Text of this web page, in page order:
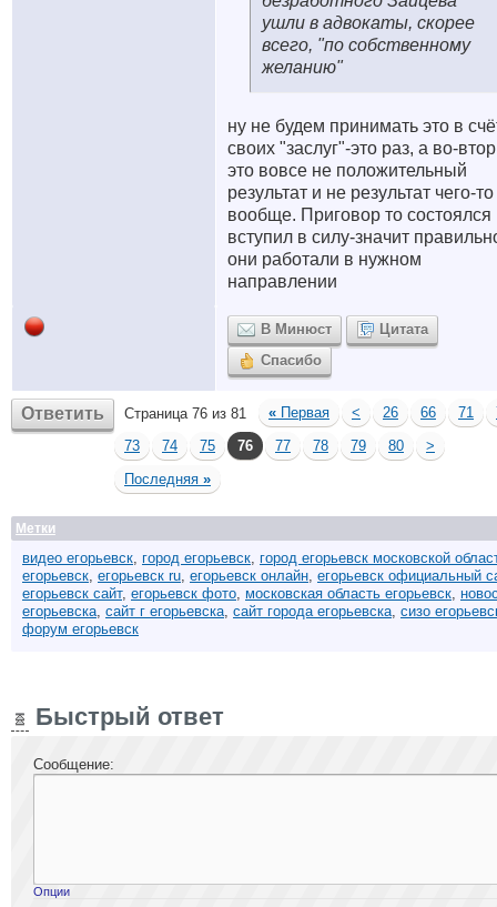
ушли в адвокаты, скорее
всего, "по собственному
желанию"
ну не будем принимать это в
своих "заслуг"-это раз, а во-
это вовсе не положительный
результат и не результат чего-то
вообще. Приговор то состоялся
вступил в силу-значит
они работали в нужном
направлении
В Минюст
Цитата
Спасибо
Ответить Страница 76 из 81 « Первая < 26 66 71
73
74 75 76 77 78 79 80
>
Последняя »
Метки
видео егорьевск, город егорьевск, город егорьевск московской
егорьевск, егорьевск ru, егорьевск онлайн, егорьевск официальный
егорьевск сайт, егорьевск фото, московская область егорьевск,
егорьевска, сайт г егорьевска, сайт города егорьевска, сизо
форум егорьевск
Быстрый ответ
Сообщение:
Опции